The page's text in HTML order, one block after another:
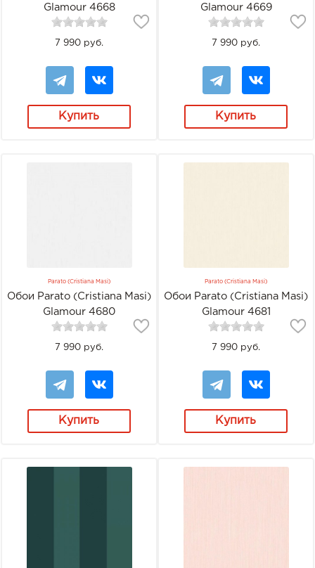
Glamour 4668
7 990 руб.
Купить
Glamour 4669
7 990 руб.
Купить
Parato (Cristiana Masi)
Обои Parato (Cristiana Masi)
Glamour 4680
7 990 руб.
Купить
Parato (Cristiana Masi)
Обои Parato (Cristiana Masi)
Glamour 4681
7 990 руб.
Купить